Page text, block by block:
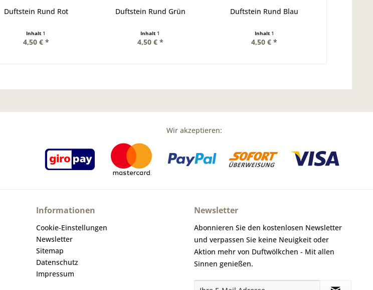
Duftstein Rund Rot
Inhalt 1
4,50 € *
Duftstein Rund Grün
Inhalt 1
4,50 € *
Duftstein Rund Blau
Inhalt 1
4,50 € *
Wir akzeptieren:
Informationen
Cookie-Einstellungen
Newsletter
Sitemap
Datenschutz
Impressum
Newsletter
Abonnieren Sie den kostenlosen Newsletter
und verpassen Sie keine Neuigkeit oder
Aktion mehr von Duftwölkchen - Mit allen
Sinnen genießen.